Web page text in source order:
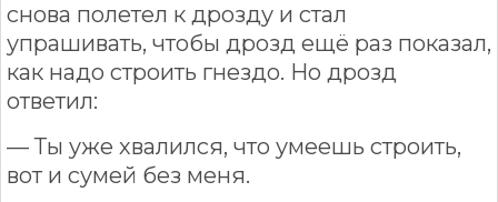
снова полетел к дрозду и стал
упрашивать, чтобы дрозд ещё раз показал,
как надо строить гнездо. Но дрозд
ответил:
— Ты уже хвалился, что умеешь строить,
вот и сумей без меня.